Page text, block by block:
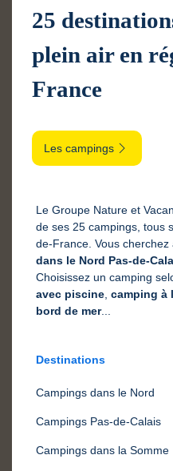
25
plein air en
France
Les campings
Le Groupe Nature et
de ses 25 campings, tous
de-France. Vous cherchez
dans le Nord Pas-de-
Choisissez un camping
avec piscine camping à
bord de mer...
Destinations
Campings dans le Nord
Campings Pas-de-Calais
Campings dans la Somme